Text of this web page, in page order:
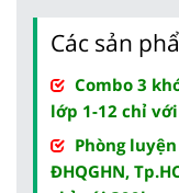
Các sản
Combo 3
lớp 1-12 chỉ
Phòng
ĐHQGHN,